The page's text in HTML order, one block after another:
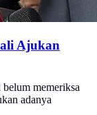
Ajukan
memeriksa
adanya